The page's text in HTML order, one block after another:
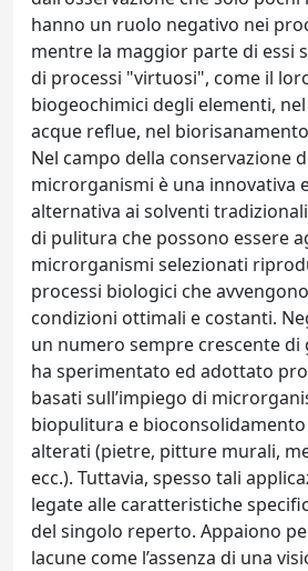
hanno un ruolo negativo nei
mentre la maggior parte di essi
di processi "virtuosi", come il
biogeochimici degli elementi,
acque reflue, nel
Nel campo della conservazione
microrganismi è una innovativa
alternativa ai solventi
di pulitura che possono essere
microrganismi selezionati
processi biologici che
condizioni ottimali e costanti.
un numero sempre crescente
ha sperimentato ed adottato
basati sull’impiego di
biopulitura e
alterati (pietre, pitture murali,
ecc.). Tuttavia, spesso tali
legate alle caratteristiche
del singolo reperto. Appaiono
lacune come l’assenza di una